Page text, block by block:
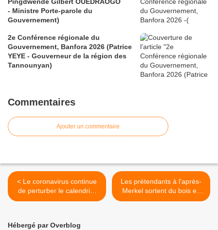
- Ministre Porte-parole du
Gouvernement)
2e Conférence régionale du
Gouvernement, Banfora 2026 (Patrice
YEYE - Gouverneur de la région des
Tannounyan)
Commentaires
Ajouter un commentaire
< Le coronavirus continue
de perturber le calendrier
sportif en Asie
Les prétendants à l'après-
Merkel sortent du bois en
Allemagne >
Hébergé par Overblog